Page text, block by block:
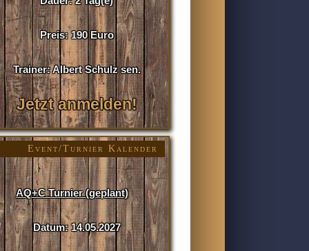
Preis: 190 Euro
Trainer: Albert Schulz sen.
Jetzt anmelden!
Event/Turnier Kalender
AQ+C Turnier (geplant)
Datum: 14.05.2027